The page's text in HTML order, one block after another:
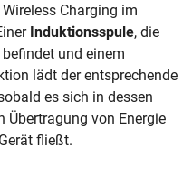
Charging im
Induktionsspule, die
und einem
lädt der entsprechende
es sich in dessen
Übertragung von Energie
fließt.